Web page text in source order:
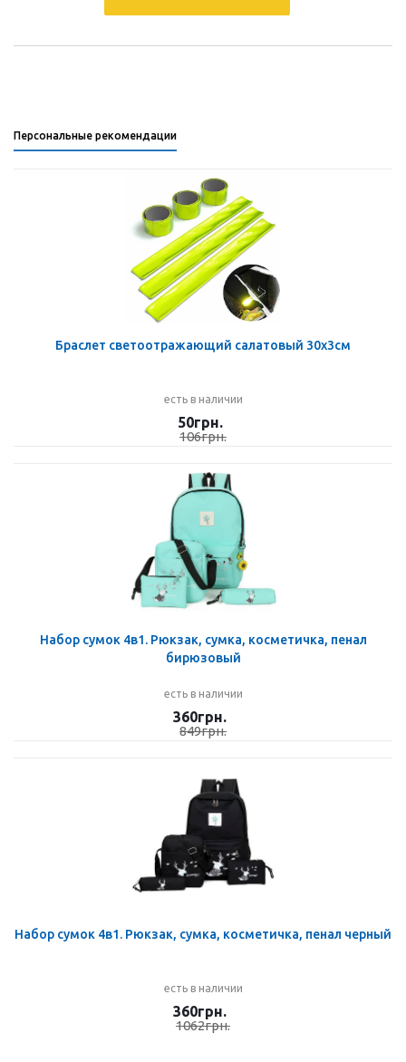
Персональные рекомендации
Браслет светоотражающий салатовый 30х3см
есть в наличии
50грн.
106грн.
Набор сумок 4в1. Рюкзак, сумка, косметичка, пенал
бирюзовый
есть в наличии
360грн.
849грн.
Набор сумок 4в1. Рюкзак, сумка, косметичка, пенал черный
есть в наличии
360грн.
1062грн.